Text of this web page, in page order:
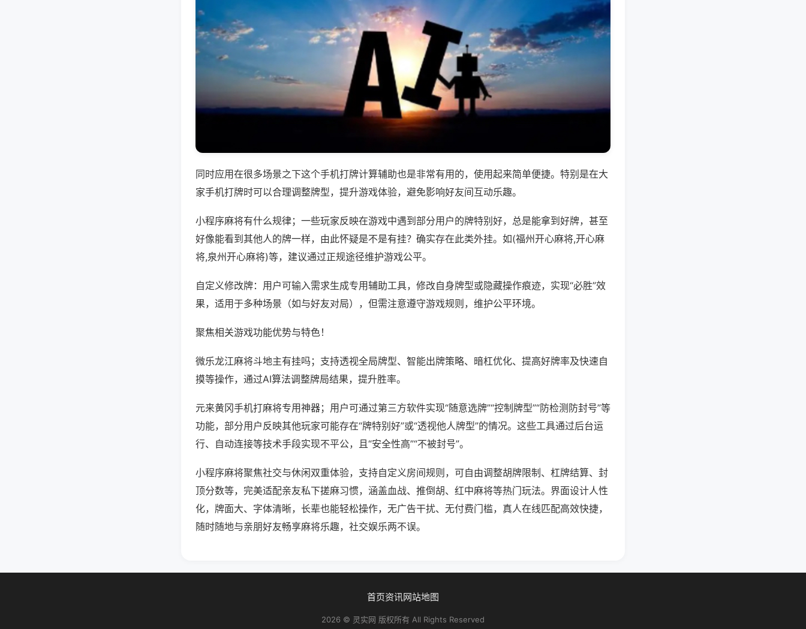
同时应用在很多场景之下这个手机打牌计算辅助也是非常有用的，使用起来简单便捷。特别是在大
家手机打牌时可以合理调整牌型，提升游戏体验，避免影响好友间互动乐趣。
小程序麻将有什么规律；一些玩家反映在游戏中遇到部分用户的牌特别好，总是能拿到好牌，甚至
好像能看到其他人的牌一样，由此怀疑是不是有挂？确实存在此类外挂。如(福州开心麻将,开心麻
将,泉州开心麻将)等，建议通过正规途径维护游戏公平。
自定义修改牌：用户可输入需求生成专用辅助工具，修改自身牌型或隐藏操作痕迹，实现“必胜”效
果，适用于多种场景（如与好友对局），但需注意遵守游戏规则，维护公平环境。
聚焦相关游戏功能优势与特色！
微乐龙江麻将斗地主有挂吗；支持透视全局牌型、智能出牌策略、暗杠优化、提高好牌率及快速自
摸等操作，通过AI算法调整牌局结果，提升胜率。
元来黄冈手机打麻将专用神器；用户可通过第三方软件实现“随意选牌”“控制牌型”“防检测防封号”等
功能，部分用户反映其他玩家可能存在“牌特别好”或“透视他人牌型”的情况。这些工具通过后台运
行、自动连接等技术手段实现不平公，且“安全性高”“不被封号”。
小程序麻将聚焦社交与休闲双重体验，支持自定义房间规则，可自由调整胡牌限制、杠牌结算、封
顶分数等，完美适配亲友私下搓麻习惯，涵盖血战、推倒胡、红中麻将等热门玩法。界面设计人性
化，牌面大、字体清晰，长辈也能轻松操作，无广告干扰、无付费门槛，真人在线匹配高效快捷，
随时随地与亲朋好友畅享麻将乐趣，社交娱乐两不误。
首页资讯网站地图
2026 © 灵实网 版权所有 All Rights Reserved